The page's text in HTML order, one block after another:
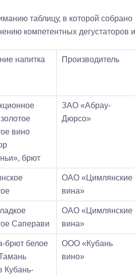
таблицу, в которой
компетентных
напитка Производитель
вино
брют
ЗАО «Абрау-
Дюрсо»
ОАО «Цимлянские
вина»
Саперави
ОАО «Цимлянские
вина»
брют белое
Кубань-
ООО «Кубань
вино»